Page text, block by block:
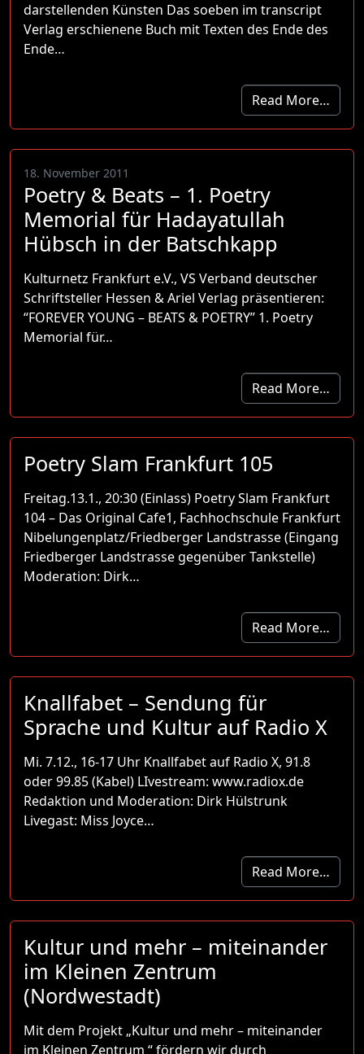
darstellenden Künsten Das soeben im transcript
Verlag erschienene Buch mit Texten des Ende des
Ende…
Read More…
18. November 2011
Poetry & Beats – 1. Poetry
Memorial für Hadayatullah
Hübsch in der Batschkapp
Kulturnetz Frankfurt e.V., VS Verband deutscher
Schriftsteller Hessen & Ariel Verlag präsentieren:
“FOREVER YOUNG – BEATS & POETRY” 1. Poetry
Memorial für…
Read More…
Poetry Slam Frankfurt 105
Freitag.13.1., 20:30 (Einlass) Poetry Slam Frankfurt
104 – Das Original Cafe1, Fachhochschule Frankfurt
Nibelungenplatz/Friedberger Landstrasse (Eingang
Friedberger Landstrasse gegenüber Tankstelle)
Moderation: Dirk…
Read More…
Knallfabet – Sendung für
Sprache und Kultur auf Radio X
Mi. 7.12., 16-17 Uhr Knallfabet auf Radio X, 91.8
oder 99.85 (Kabel) LIvestream: www.radiox.de
Redaktion und Moderation: Dirk Hülstrunk
Livegast: Miss Joyce…
Read More…
Kultur und mehr – miteinander
im Kleinen Zentrum
(Nordwestadt)
Mit dem Projekt „Kultur und mehr – miteinander
im Kleinen Zentrum “ fördern wir durch